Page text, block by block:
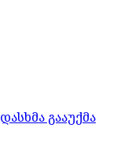
გააუქმა